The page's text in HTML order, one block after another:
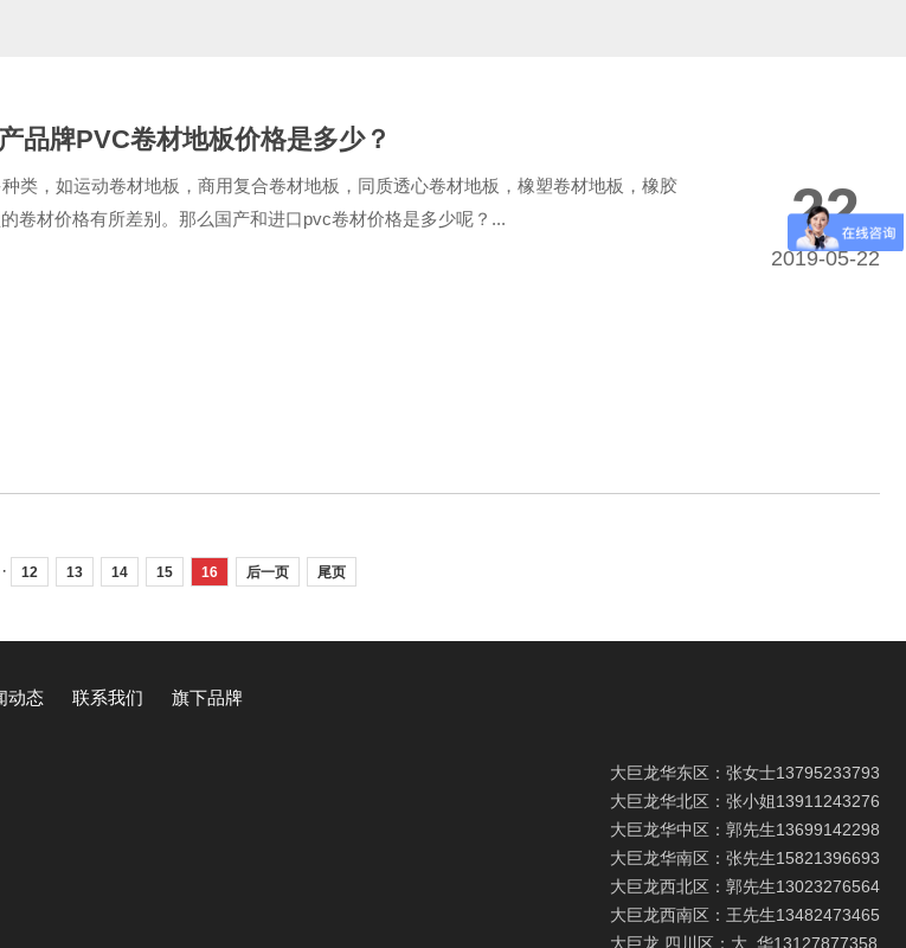
品牌PVC卷材地板价格是多少？
类，如运动卷材地板，商用复合卷材地板，同质透心卷材地板，橡塑卷材地板，橡胶
卷材价格有所差别。那么国产和进口pvc卷材价格是多少呢？...
22
2019-05-22
12 13 14 15 16 后一页 尾页
动态 联系我们 旗下品牌
大巨龙华东区：张女士13795233793
大巨龙华北区：张小姐13911243276
大巨龙华中区：郭先生13699142298
大巨龙华南区：张先生15821396693
大巨龙西北区：郭先生13023276564
大巨龙西南区：王先生13482473465
大巨龙 四川区：大 华13127877358